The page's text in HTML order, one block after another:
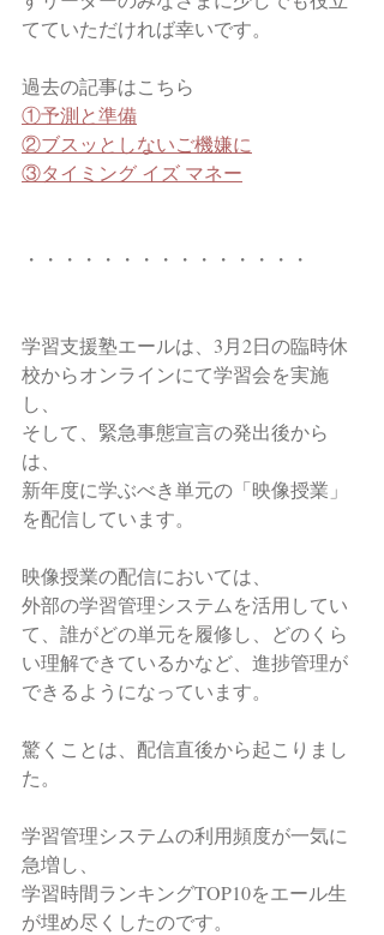
てていただければ幸いです。
過去の記事はこちら
①予測と準備
②ブスッとしないご機嫌に
③タイミング イズ マネー
・・・・・・・・・・・・・・・
学習支援塾エールは、3月2日の臨時休
校からオンラインにて学習会を実施
し、
そして、緊急事態宣言の発出後から
は、
新年度に学ぶべき単元の「映像授業」
を配信しています。
映像授業の配信においては、
外部の学習管理システムを活用してい
て、誰がどの単元を履修し、どのくら
い理解できているかなど、進捗管理が
できるようになっています。
驚くことは、配信直後から起こりまし
た。
学習管理システムの利用頻度が一気に
急増し、
学習時間ランキングTOP10をエール生
が埋め尽くしたのです。